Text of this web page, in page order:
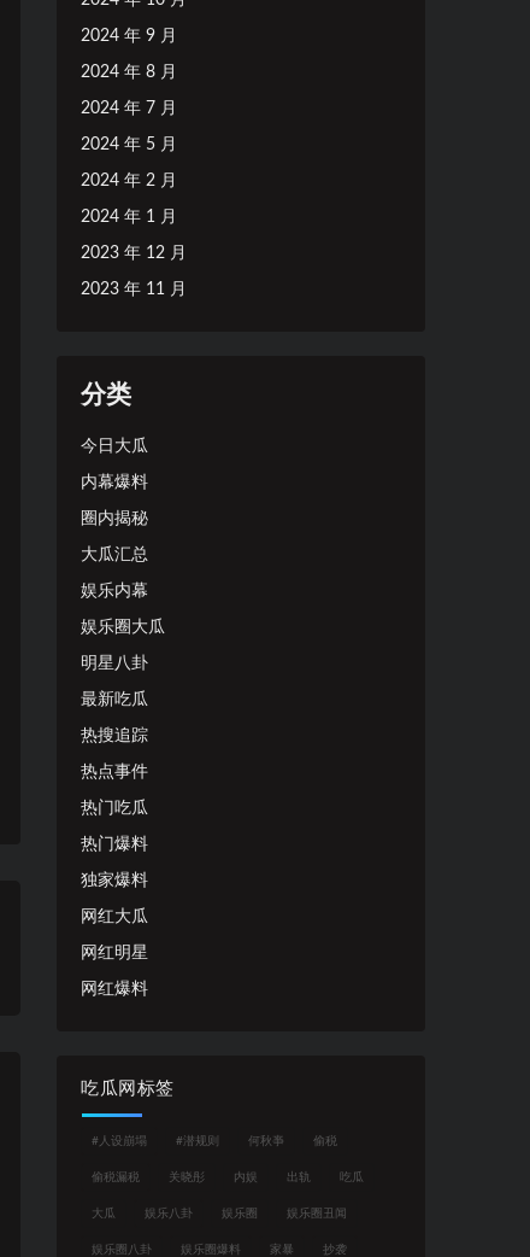
2024 年 9 月
2024 年 8 月
2024 年 7 月
2024 年 5 月
2024 年 2 月
2024 年 1 月
2023 年 12 月
2023 年 11 月
分类
今日大瓜
内幕爆料
圈内揭秘
大瓜汇总
娱乐内幕
娱乐圈大瓜
明星八卦
最新吃瓜
热搜追踪
热点事件
热门吃瓜
热门爆料
独家爆料
网红大瓜
网红明星
网红爆料
吃瓜网标签
#人设崩塌 #潜规则 何秋亊 偷税
偷税漏税 关晓彤 内娱 出轨 吃瓜
大瓜 娱乐八卦 娱乐圈 娱乐圈丑闻
娱乐圈八卦 娱乐圈爆料 家暴 抄袭